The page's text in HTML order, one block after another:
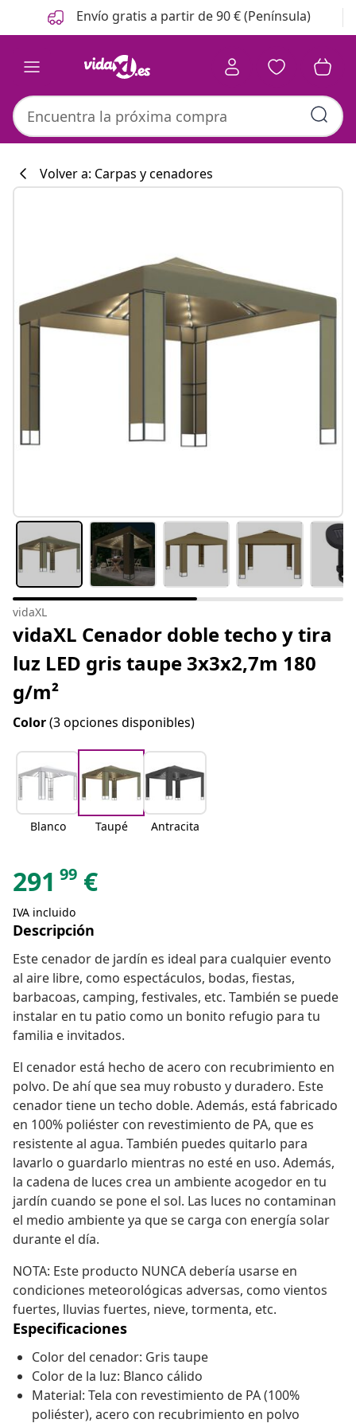
Anterior
Siguiente Envío gratis a partir de 90 € (Península)
#sharemevidaxl
Volver a: Carpas y cenadores
vidaXL
vidaXL Cenador doble techo y tira
luz LED gris taupe 3x3x2,7m 180
g/m²
Color(3 opciones disponibles)
Blanco Taupé Antracita
291 99 €
IVA incluido
Descripción
Este cenador de jardín es ideal para cualquier evento
al aire libre, como espectáculos, bodas, fiestas,
barbacoas, camping, festivales, etc. También se puede
instalar en tu patio como un bonito refugio para tu
familia e invitados.
El cenador está hecho de acero con recubrimiento en
polvo. De ahí que sea muy robusto y duradero. Este
cenador tiene un techo doble. Además, está fabricado
en 100% poliéster con revestimiento de PA, que es
resistente al agua. También puedes quitarlo para
lavarlo o guardarlo mientras no esté en uso. Además,
la cadena de luces crea un ambiente acogedor en tu
jardín cuando se pone el sol. Las luces no contaminan
el medio ambiente ya que se carga con energía solar
durante el día.
NOTA: Este producto NUNCA debería usarse en
condiciones meteorológicas adversas, como vientos
fuertes, lluvias fuertes, nieve, tormenta, etc.
Especificaciones
Color del cenador: Gris taupe
Color de la luz: Blanco cálido
Material: Tela con revestimiento de PA (100%
poliéster), acero con recubrimiento en polvo